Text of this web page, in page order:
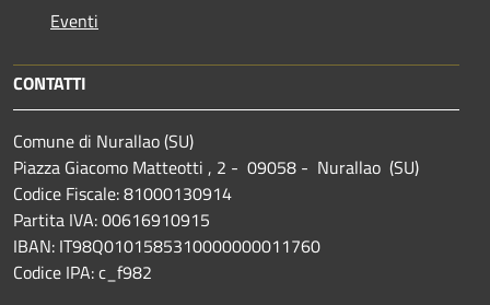
Eventi
CONTATTI
Comune di Nurallao (SU)
Piazza Giacomo Matteotti , 2 - 09058 - Nurallao (SU)
Codice Fiscale: 81000130914
Partita IVA: 00616910915
IBAN: IT98Q0101585310000000011760
Codice IPA: c_f982